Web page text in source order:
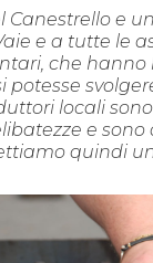
Canestrello e un
e a tutte le
che hanno
potesse
locali
e sono
quindi